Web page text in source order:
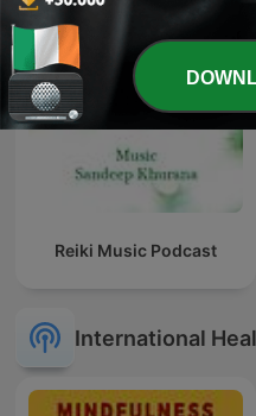
Reiki Music Podcast
International